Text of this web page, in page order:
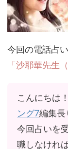
今回の電話占
「沙耶華先生
こんにちは！
ング7編集長
今回占いを
職しなけれ